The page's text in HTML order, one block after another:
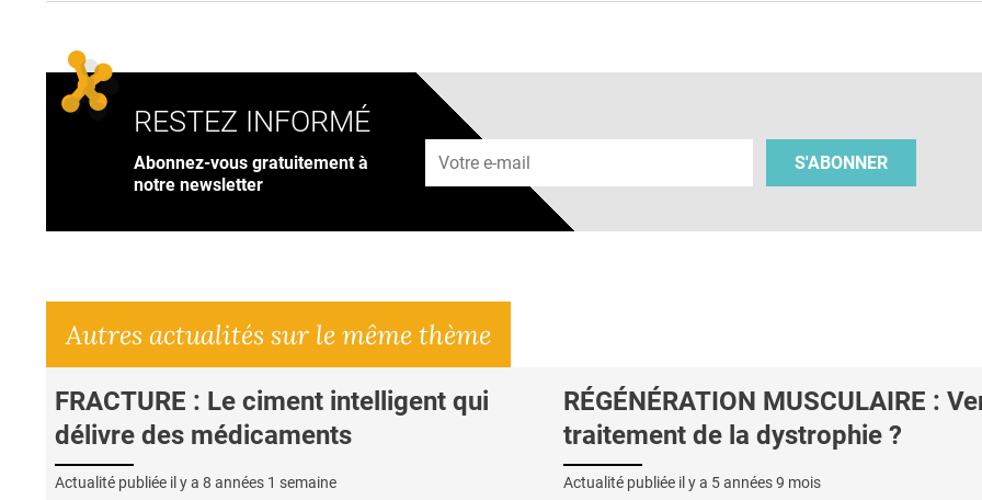
RESTEZ INFORMÉ
Abonnez-vous gratuitement à
notre newsletter
Adresse e-mail
S'ABONNER
Autres actualités sur le même thème
FRACTURE : Le ciment intelligent qui
délivre des médicaments
Actualité publiée il y a 8 années 1 semaine
RÉGÉNÉRATION MUSCULAIRE :
traitement de la dystrophie ?
Actualité publiée il y a 5 années 9 mois